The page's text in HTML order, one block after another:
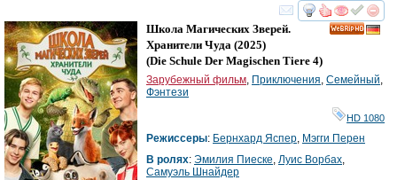
смотреть
Школа Магических Зверей.
Хранители Чуда (2025)
(Die Schule Der Magischen Tiere 4)
Зарубежный фильм, Приключения, Семейный,
Фэнтези
HD 1080
Режиссеры: Бернхард Яспер, Мэгги Перен
В ролях: Эмилия Пиеске, Луис Ворбах,
Самуэль Шнайдер